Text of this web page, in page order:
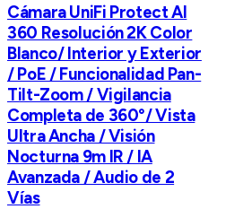
Cámara UniFi Protect AI
360 Resolución 2K Color
Blanco/ Interior y Exterior
/ PoE / Funcionalidad Pan-
Tilt-Zoom / Vigilancia
Completa de 360°/ Vista
Ultra Ancha / Visión
Nocturna 9m IR / IA
Avanzada / Audio de 2
Vías